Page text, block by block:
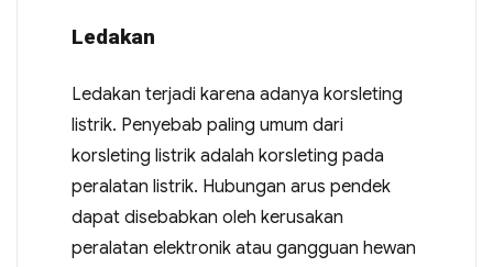
Ledakan
Ledakan terjadi karena adanya korsleting
listrik. Penyebab paling umum dari
korsleting listrik adalah korsleting pada
peralatan listrik. Hubungan arus pendek
dapat disebabkan oleh kerusakan
peralatan elektronik atau gangguan hewan